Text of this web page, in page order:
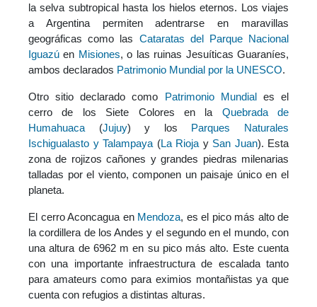
la selva subtropical hasta los hielos eternos. Los viajes
a Argentina permiten adentrarse en maravillas
geográficas como las Cataratas del Parque Nacional
Iguazú en Misiones, o las ruinas Jesuíticas Guaraníes,
ambos declarados Patrimonio Mundial por la UNESCO.
Otro sitio declarado como Patrimonio Mundiales el
cerro de los Siete Colores en la Quebrada de
Humahuaca (Jujuy) y los Parques Naturales
Ischigualasto y Talampaya (La Rioja y San Juan). Esta
zona de rojizos cañones y grandes piedras milenarias
talladas por el viento, componen un paisaje único en el
planeta.
El cerro Aconcagua en Mendoza, es el pico más alto de
la cordillera de los Andes y el segundo en el mundo, con
una altura de 6962 m en su pico más alto. Este cuenta
con una importante infraestructura de escalada tanto
para amateurs como para eximios montañistas ya que
cuenta con refugios a distintas alturas.